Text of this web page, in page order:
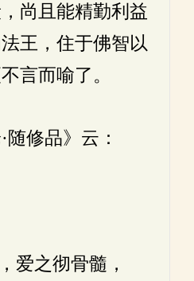
尚且能精勤利益
王，住于佛智以
言而喻了。
随修品》云：
爱之彻骨髓，